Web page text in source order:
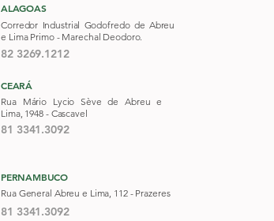
ALAGOAS
Corredor Industrial Godofredo de Abreu
e Lima Primo - Marechal Deodoro.
82 3269.1212
CEARÁ
Rua Mário Lycio Sève de Abreu e
Lima, 1948 - Cascavel
81 3341.3092
PERNAMBUCO
Rua General Abreu e Lima, 112 - Prazeres
81 3341.3092